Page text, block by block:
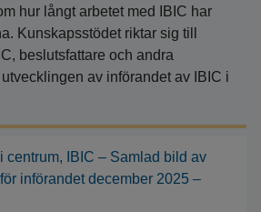
hur långt arbetet med IBIC har
Kunskapsstödet riktar sig till
beslutsfattare och andra
av införandet av IBIC i
centrum, IBIC – Samlad bild av
införandet december 2025 –